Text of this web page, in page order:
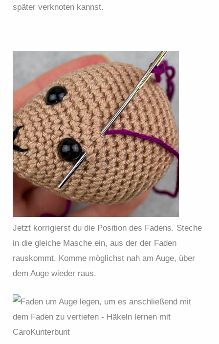
später verknoten kannst.
Jetzt korrigierst du die Position des Fadens. Steche
in die gleiche Masche ein, aus der der Faden
rauskommt. Komme möglichst nah am Auge, über
dem Auge wieder raus.